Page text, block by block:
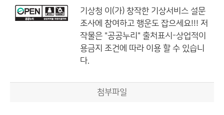
기상청 이(가) 창작한 기상서비스 설문
조사에 참여하고 행운도 잡으세요!!! 저
작물은 "공공누리" 출처표시-상업적이
용금지 조건에 따라 이용 할 수 있습니
다.
첨부파일